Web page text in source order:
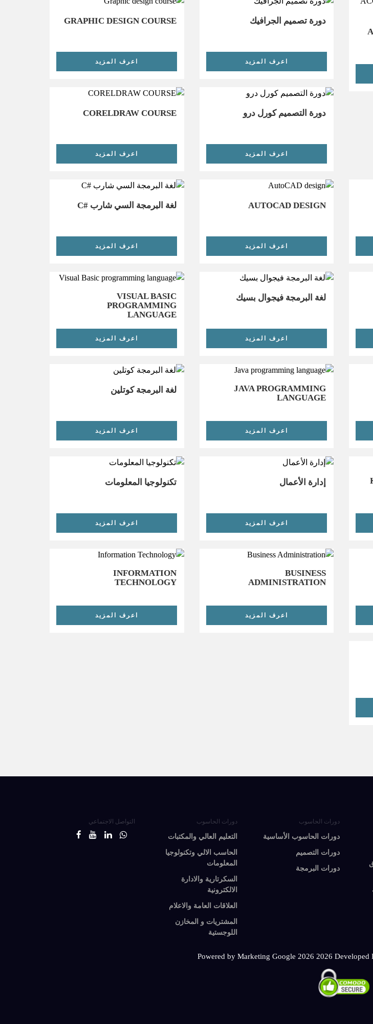
دورة تصميم الجرافيك
اعرف المزيد
GRAPHIC DESIGN COURSE
اعرف المزيد
دورة التصميم كورل درو
اعرف المزيد
CORELDRAW COURSE
اعرف المزيد
AUTOCAD DESIGN
اعرف المزيد
لغة البرمجة السي شارب #C
اعرف المزيد
لغة البرمجة فيجوال بسيك
اعرف المزيد
VISUAL BASIC
PROGRAMMING
LANGUAGE
اعرف المزيد
JAVA PROGRAMMING
LANGUAGE
اعرف المزيد
لغة البرمجة كوتلين
اعرف المزيد
إدارة الأعمال
اعرف المزيد
تكنولوجيا المعلومات
اعرف المزيد
BUSINESS
ADMINISTRATION
اعرف المزيد
INFORMATION
TECHNOLOGY
اعرف المزيد
دورات الحاسوب
دورات الحاسوب الأساسية
دورات التصميم
دورات البرمجة
دورات الحاسوب
التعليم العالي والمكتبات
الحاسب الالي وتكنولوجيا
المعلومات
السكرتارية والادارة
الالكترونية
العلاقات العامة والاعلام
المشتريات و المخازن
اللوجستية
التواصل الاجتماعي
Powered by Marketing Google 2026 2026 Developed